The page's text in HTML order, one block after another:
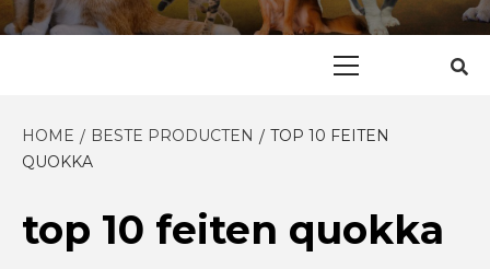
HOME BESTE PRODUCTEN
TOP 10 FEITEN
QUOKKA
top 10 feiten quokka